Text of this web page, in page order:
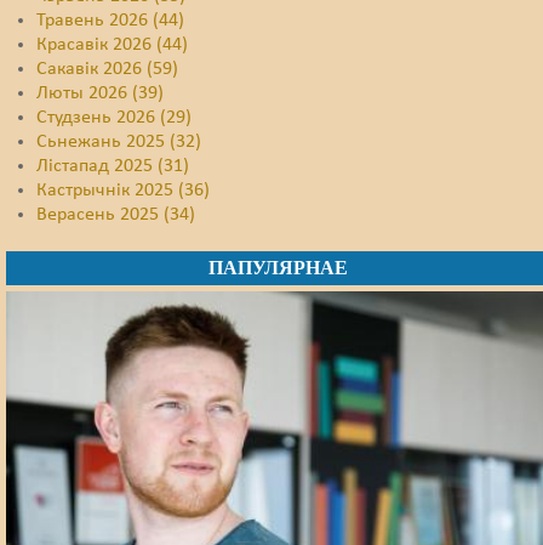
Травень 2026 (44)
Красавік 2026 (44)
Сакавік 2026 (59)
Люты 2026 (39)
Студзень 2026 (29)
Сьнежань 2025 (32)
Лістапад 2025 (31)
Кастрычнік 2025 (36)
Верасень 2025 (34)
ПАПУЛЯРНАЕ